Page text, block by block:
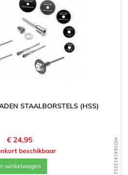
WD1641413312
STAALBORSTELS (HSS)
Prijs
€ 24,95
beschikbaar
winkelwagen